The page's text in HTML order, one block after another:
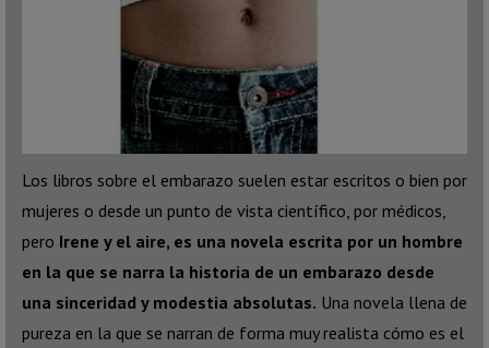
Los libros sobre el embarazo suelen estar escritos o bien por
mujeres o desde un punto de vista científico, por médicos,
pero Irene y el aire, es una novela escrita por un hombre
en la que se narra la historia de un embarazo desde
una sinceridad y modestia absolutas. Una novela llena de
pureza en la que se narran de forma muy realista cómo es el